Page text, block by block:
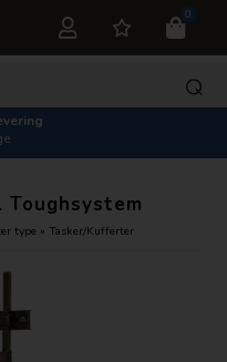
0
type » Tasker/Kufferter